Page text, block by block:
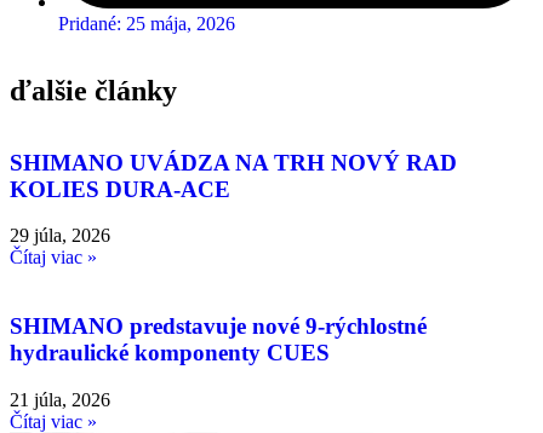
Pridané: 25 mája, 2026
ďalšie články
SHIMANO UVÁDZA NA TRH NOVÝ RAD
KOLIES DURA-ACE
29 júla, 2026
Čítaj viac »
SHIMANO predstavuje nové 9-rýchlostné
hydraulické komponenty CUES
21 júla, 2026
Čítaj viac »